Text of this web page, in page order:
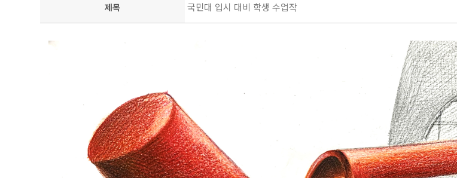
제목 국민대 입시 대비 학생 수업작